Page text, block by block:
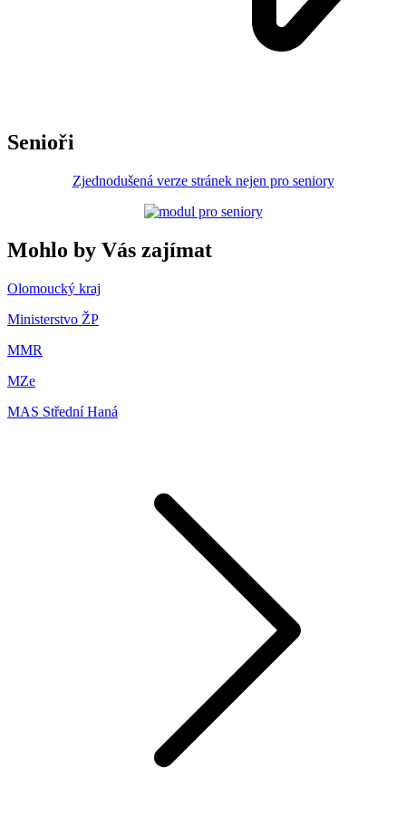
Senioři
Zjednodušená verze stránek nejen pro seniory
Mohlo by Vás zajímat
Olomoucký kraj
Ministerstvo ŽP
MMR
MZe
MAS Střední Haná